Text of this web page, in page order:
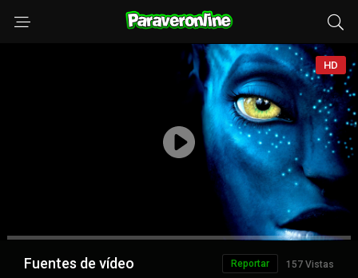
HD
Anuncio
Fuentes de vídeo 157 Vistas
Reportar